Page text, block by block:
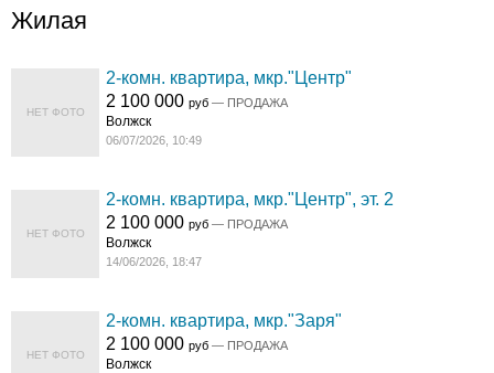
Жилая
НЕТ ФОТО
2-комн. квартира, мкр."Центр"
2 100 000руб — ПРОДАЖА
Волжск
06/07/2026, 10:49
НЕТ ФОТО
2-комн. квартира, мкр."Центр", эт. 2
2 100 000руб — ПРОДАЖА
Волжск
14/06/2026, 18:47
НЕТ ФОТО
2-комн. квартира, мкр."Заря"
2 100 000руб — ПРОДАЖА
Волжск